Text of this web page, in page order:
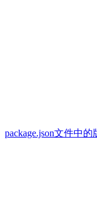
package.json文件中